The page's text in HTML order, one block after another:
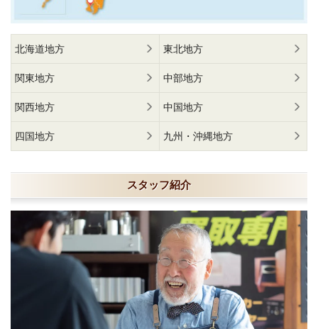
北海道地方 東北地方
関東地方 中部地方
関西地方 中国地方
四国地方 九州・沖縄地方
スタッフ紹介